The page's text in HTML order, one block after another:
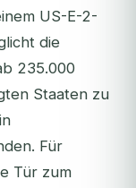
US-E-2-
die
235.000
Staaten zu
Für
Tür zum